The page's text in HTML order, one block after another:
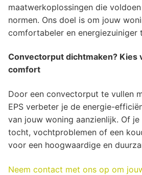
maatwerkoplossingen die
normen. Ons doel is om jouw
comfortabeler en energiezuiniger
Convectorput dichtmaken? Kies
comfort
Door een convectorput te vullen
EPS verbeter je de energie-
van jouw woning aanzienlijk. Of
tocht, vochtproblemen of een
voor een hoogwaardige en
Neem contact met ons op om